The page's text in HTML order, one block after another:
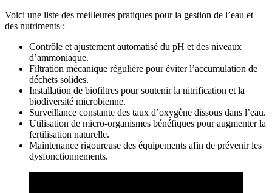
Voici une liste des meilleures pratiques pour la gestion de l’eau et
des nutriments :
Contrôle et ajustement automatisé du pH et des niveaux
d’ammoniaque.
Filtration mécanique régulière pour éviter l’accumulation de
déchets solides.
Installation de biofiltres pour soutenir la nitrification et la
biodiversité microbienne.
Surveillance constante des taux d’oxygène dissous dans l’eau.
Utilisation de micro-organismes bénéfiques pour augmenter la
fertilisation naturelle.
Maintenance rigoureuse des équipements afin de prévenir les
dysfonctionnements.